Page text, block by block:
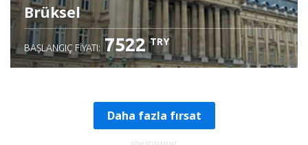
Brüksel
BAŞLANGIÇ FIYATI: 7522 TRY
Daha fazla fırsat